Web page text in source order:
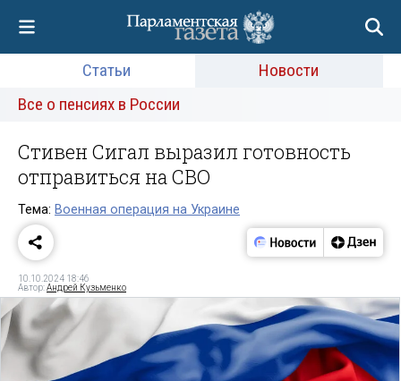
Статьи
Новости
Все о пенсиях в России
Стивен Сигал выразил готовность
отправиться на СВО
Тема: Военная операция на Украине
10.10.2024 18:46
Автор:Андрей Кузьменко